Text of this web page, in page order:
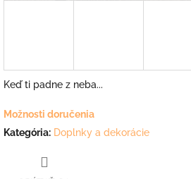
Keď ti padne z neba...
Možnosti doručenia
Kategória: Doplnky a dekorácie